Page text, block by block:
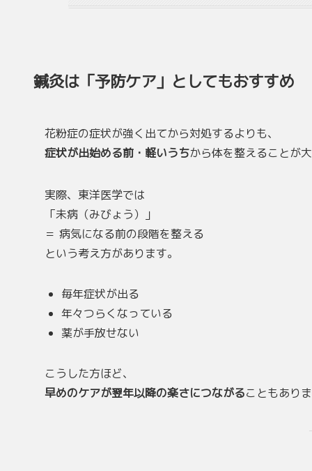
鍼灸は「予防ケア」としてもおすすめ
花粉症の症状が強く出てから対処するよりも、
症状が出始める前・軽いうちから体を整えることが
実際、東洋医学では
「未病（みびょう）」
＝ 病気になる前の段階を整える
という考え方があります。
毎年症状が出る
年々つらくなっている
薬が手放せない
こうした方ほど、
早めのケアが翌年以降の楽さにつながることもあり